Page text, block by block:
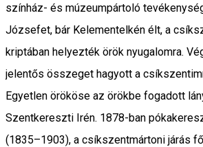
színház- és múzeumpártoló
Józsefet, bár Kelementelkén élt, a
kriptában helyezték örök nyugalomra.
jelentős összeget hagyott a
Egyetlen örököse az örökbe fogadott
Szentkereszti Irén. 1878-ban
(1835–1903), a csíkszentmártoni járás